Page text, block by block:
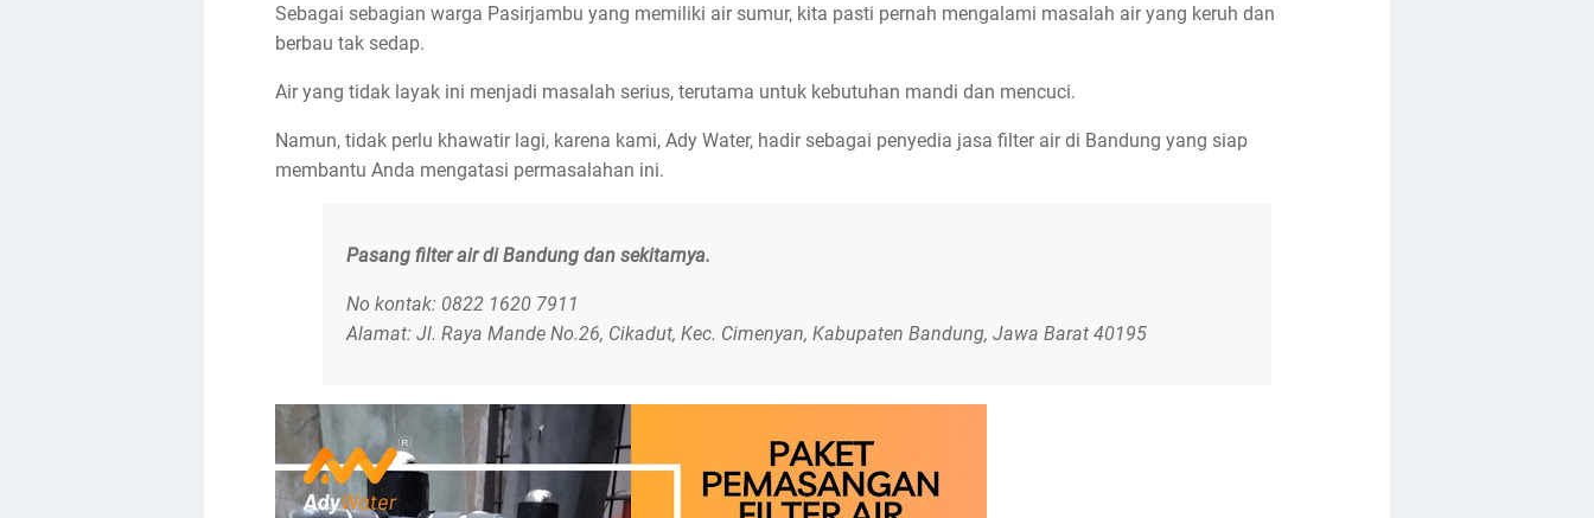
Sebagai sebagian warga Pasirjambu yang memiliki air sumur, kita pasti pernah mengalami masalah air yang keruh dan
berbau tak sedap.
Air yang tidak layak ini menjadi masalah serius, terutama untuk kebutuhan mandi dan mencuci.
Namun, tidak perlu khawatir lagi, karena kami, Ady Water, hadir sebagai penyedia jasa filter air di Bandung yang siap
membantu Anda mengatasi permasalahan ini.
Pasang filter air di Bandung dan sekitarnya.
No kontak: 0822 1620 7911
Alamat: Jl. Raya Mande No.26, Cikadut, Kec. Cimenyan, Kabupaten Bandung, Jawa Barat 40195